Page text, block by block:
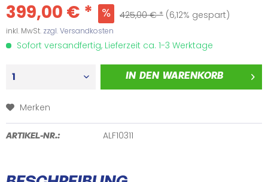
399,00 € * 425,00 € * (6,12% gespart)
inkl. MwSt. zzgl. Versandkosten
Sofort versandfertig, Lieferzeit ca. 1-3 Werktage
IN DEN WARENKORB
Merken
ARTIKEL-NR.: ALF10311